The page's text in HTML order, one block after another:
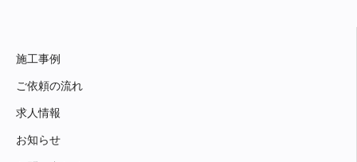
施工事例
ご依頼の流れ
求人情報
お知らせ